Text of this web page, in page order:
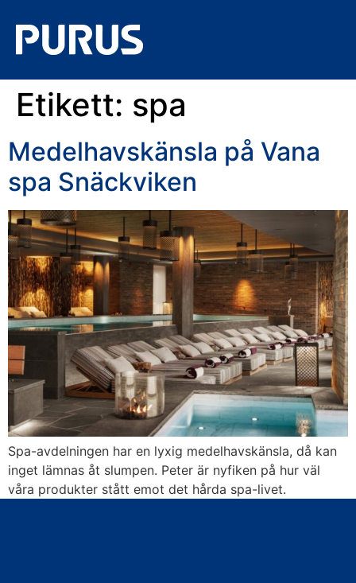
Etikett: spa
Medelhavskänsla på Vana
spa Snäckviken
Spa-avdelningen har en lyxig medelhavskänsla, då kan
inget lämnas åt slumpen. Peter är nyfiken på hur väl
våra produkter stått emot det hårda spa-livet.